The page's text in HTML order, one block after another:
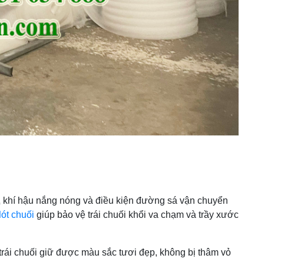
hậu nắng nóng và điều kiện đường sá vận chuyển
chuối giúp bảo vệ trái chuối khổi va chạm và trầy xước
chuối giữ được màu sắc tươi đẹp, không bị thâm vỏ